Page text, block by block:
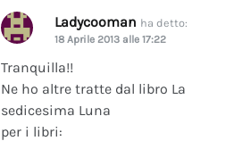
Ladycooman ha detto:
18 Aprile 2013 alle 17:22
Tranquilla!!
Ne ho altre tratte dal libro La
sedicesima Luna
per i libri: